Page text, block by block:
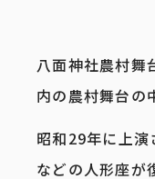
八面神社農村舞
内の農村舞台の
昭和29年に上演
などの人形座が